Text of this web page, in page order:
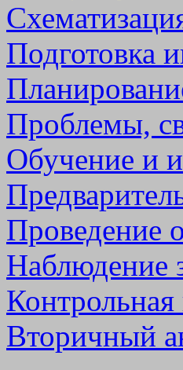
Подготовка
Проблемы,
Обучение и
Проведение
Наблюдение
Контрольная
Вторичный